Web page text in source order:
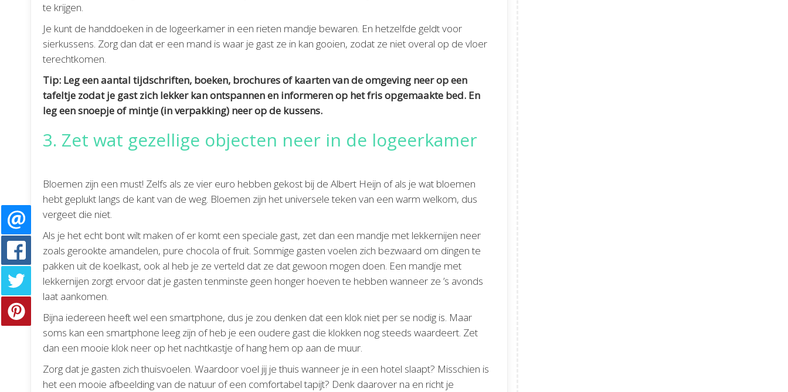
te krijgen.
Je kunt de handdoeken in de logeerkamer in een rieten mandje bewaren. En hetzelfde geldt voor
sierkussens. Zorg dan dat er een mand is waar je gast ze in kan gooien, zodat ze niet overal op de vloer
terechtkomen.
Tip: Leg een aantal tijdschriften, boeken, brochures of kaarten van de omgeving neer op een
tafeltje zodat je gast zich lekker kan ontspannen en informeren op het fris opgemaakte bed. En
leg een snoepje of mintje (in verpakking) neer op de kussens.
3. Zet wat gezellige objecten neer in de logeerkamer
Bloemen zijn een must! Zelfs als ze vier euro hebben gekost bij de Albert Heijn of als je wat bloemen
hebt geplukt langs de kant van de weg. Bloemen zijn het universele teken van een warm welkom, dus
vergeet die niet.
Als je het echt bont wilt maken of er komt een speciale gast, zet dan een mandje met lekkernijen neer
zoals gerookte amandelen, pure chocola of fruit. Sommige gasten voelen zich bezwaard om dingen te
pakken uit de koelkast, ook al heb je ze verteld dat ze dat gewoon mogen doen. Een mandje met
lekkernijen zorgt ervoor dat je gasten tenminste geen honger hoeven te hebben wanneer ze ’s avonds
laat aankomen.
Bijna iedereen heeft wel een smartphone, dus je zou denken dat een klok niet per se nodig is. Maar
soms kan een smartphone leeg zijn of heb je een oudere gast die klokken nog steeds waardeert. Zet
dan een mooie klok neer op het nachtkastje of hang hem op aan de muur.
Zorg dat je gasten zich thuisvoelen. Waardoor voel jij je thuis wanneer je in een hotel slaapt? Misschien is
het een mooie afbeelding van de natuur of een comfortabel tapijt? Denk daarover na en richt je